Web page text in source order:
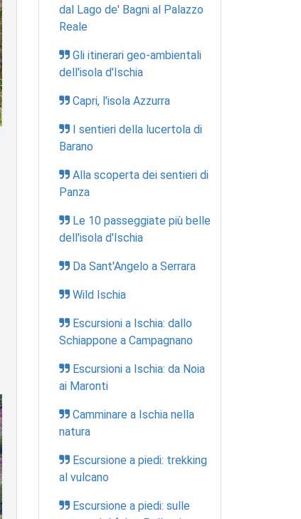
dal Lago de' Bagni al Palazzo
Reale
Gli itinerari geo-ambientali
dell'isola d'Ischia
Capri, l'isola Azzurra
I sentieri della lucertola di
Barano
Alla scoperta dei sentieri di
Panza
Le 10 passeggiate più belle
dell'isola d'Ischia
Da Sant'Angelo a Serrara
Wild Ischia
Escursioni a Ischia: dallo
Schiappone a Campagnano
Escursioni a Ischia: da Noia
ai Maronti
Camminare a Ischia nella
natura
Escursione a piedi: trekking
al vulcano
Escursione a piedi: sulle